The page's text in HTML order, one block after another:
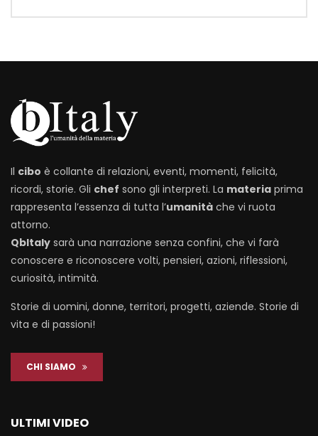
Il cibo è collante di relazioni, eventi, momenti, felicità,
ricordi, storie. Gli chef sono gli interpreti. La materia prima
rappresenta l’essenza di tutta l’umanità che vi ruota
attorno.
QbItaly sarà una narrazione senza confini, che vi farà
conoscere e riconoscere volti, pensieri, azioni, riflessioni,
curiosità, intimità.
Storie di uomini, donne, territori, progetti, aziende. Storie di
vita e di passioni!
CHI SIAMO
ULTIMI VIDEO